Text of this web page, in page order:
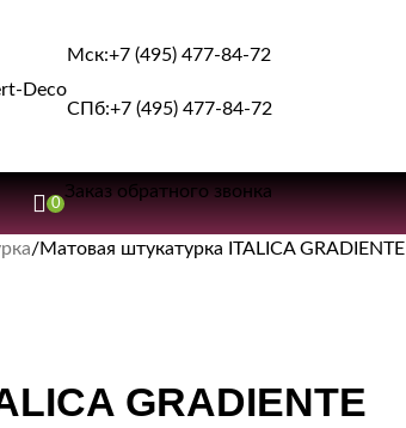
Deco
Мск:+7 (495) 477-84-72
СПб:+7 (495) 477-84-72
0
Заказ обратного звонка
Матовая штукатурка ITALICA GRADIENTE
GRADIENTE